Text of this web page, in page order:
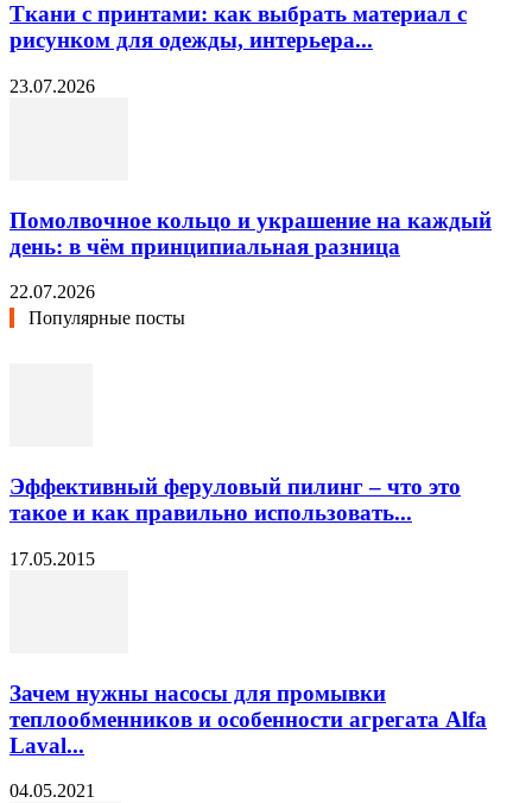
Ткани с принтами: как выбрать материал с
рисунком для одежды, интерьера...
23.07.2026
Помолвочное кольцо и украшение на каждый
день: в чём принципиальная разница
22.07.2026
Популярные посты
Эффективный феруловый пилинг – что это
такое и как правильно использовать...
17.05.2015
Зачем нужны насосы для промывки
теплообменников и особенности агрегата Alfa
Laval...
04.05.2021